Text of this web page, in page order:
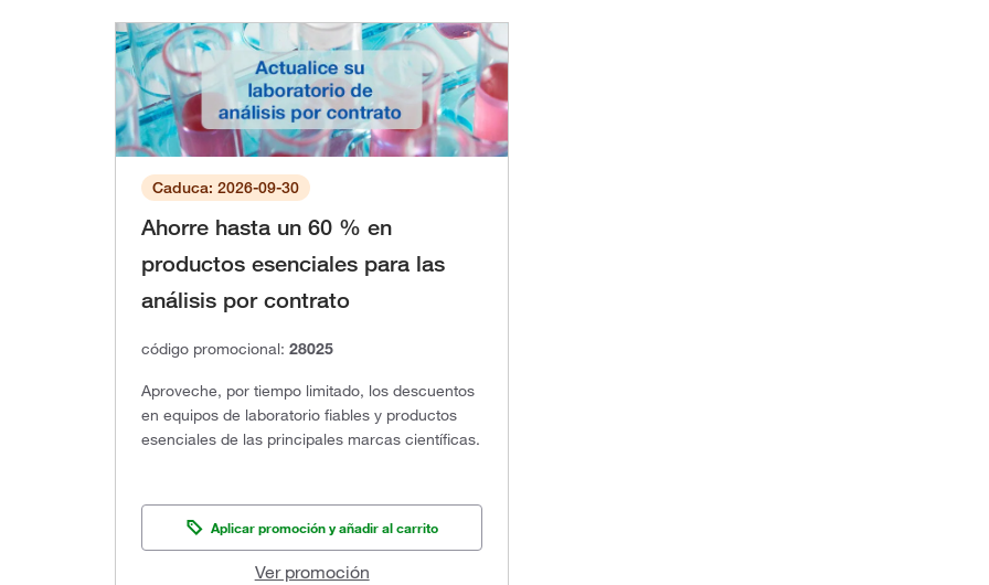
Caduca: 2026-09-30
Ahorre hasta un 60 % en
productos esenciales para las
análisis por contrato
código promocional: 28025
Aproveche, por tiempo limitado, los descuentos
en equipos de laboratorio fiables y productos
esenciales de las principales marcas científicas.
Aplicar promoción y añadir al carrito
Ver promoción